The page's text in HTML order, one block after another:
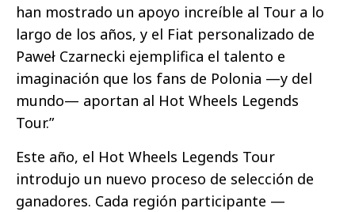
han mostrado un apoyo increíble al Tour a lo
largo de los años, y el Fiat personalizado de
Paweł Czarnecki ejemplifica el talento e
imaginación que los fans de Polonia —y del
mundo— aportan al Hot Wheels Legends
Tour.”
Este año, el Hot Wheels Legends Tour
introdujo un nuevo proceso de selección de
ganadores. Cada región participante —